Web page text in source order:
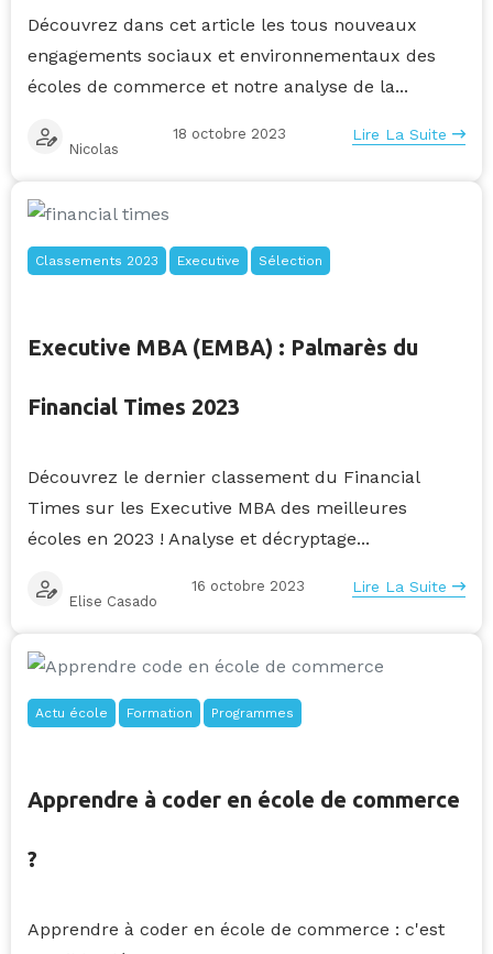
Découvrez dans cet article les tous nouveaux
engagements sociaux et environnementaux des
écoles de commerce et notre analyse de la...
Nicolas
18 octobre 2023 Lire La Suite
Classements 2023 Executive Sélection
Executive MBA (EMBA) : Palmarès du
Financial Times 2023
Découvrez le dernier classement du Financial
Times sur les Executive MBA des meilleures
écoles en 2023 ! Analyse et décryptage...
Elise Casado
16 octobre 2023 Lire La Suite
Actu école Formation Programmes
Apprendre à coder en école de commerce
?
Apprendre à coder en école de commerce : c'est